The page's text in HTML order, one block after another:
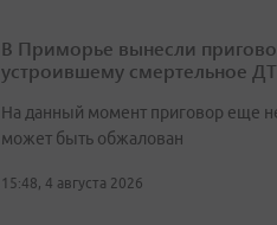
В Приморье вынесли
устроившему смертельное
На данный момент приговор еще
может быть обжалован
15:48, 4 августа 2026